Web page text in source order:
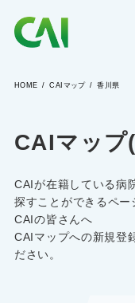
CAIとは
CAIを目指す方
CAIの方へ
HOME CAIマップ 香川県
CAIマップ
CAIが在籍している病
探すことができるペー
CAIの皆さんへ
CAIマップへの新規登
ださい。